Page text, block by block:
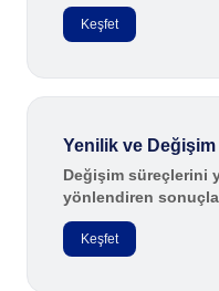
GDPR
FDA 21 CFR Part 820
Danışmanlık ve
Training
Support
Özelleştirme Hizmetleri
Entegrasyon
Outsourcing
Doğrulama
Başarı Örnekleri
Keşfet
Yenilik ve Değişim
Değişim süreçlerini
yönlendiren
Keşfet